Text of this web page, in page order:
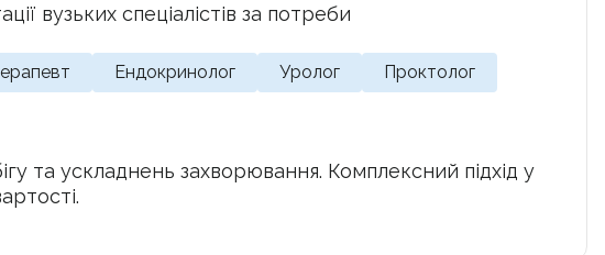
вузьких спеціалістів за потреби
Ендокринолог Уролог
Проктолог
та ускладнень захворювання. Комплексний підхід у